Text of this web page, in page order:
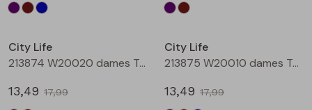
City Life
213874 W20020 dames T-shirt km Bruin
13,49 17,99
City Life
213875 W20010 dames T-shirt km Aubergine
13,49 17,99